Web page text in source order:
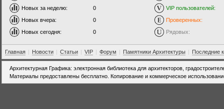
Новых за неделю:
0
Новых вчера:
0
Новых сегодня:
0
VIP пользователей:
Проверенных:
Рядовых:
Главная | Новости | Статьи | VIP | Форум | Памятники Архитектуры | Последние
Архитектурная Графика: электронная библиотека для архитекторов,
Материалы предоставлены бесплатно. Копирование и коммерческое